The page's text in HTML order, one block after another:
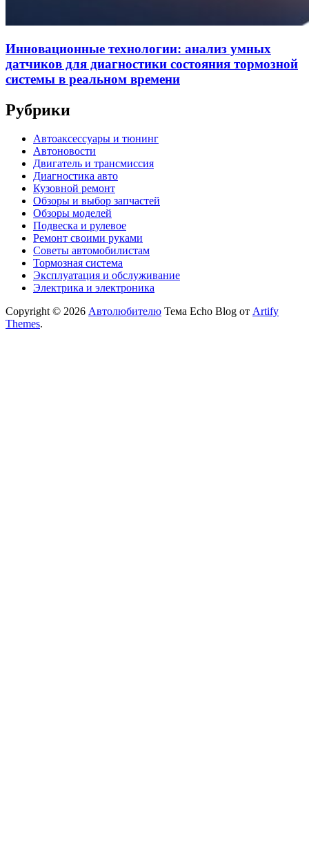
Инновационные технологии: анализ умных
датчиков для диагностики состояния тормозной
системы в реальном времени
Рубрики
Автоаксессуары и тюнинг
Автоновости
Двигатель и трансмиссия
Диагностика авто
Кузовной ремонт
Обзоры и выбор запчастей
Обзоры моделей
Подвеска и рулевое
Ремонт своими руками
Советы автомобилистам
Тормозная система
Эксплуатация и обслуживание
Электрика и электроника
Copyright © 2026 Автолюбителю Тема Echo Blog от Artify
Themes.